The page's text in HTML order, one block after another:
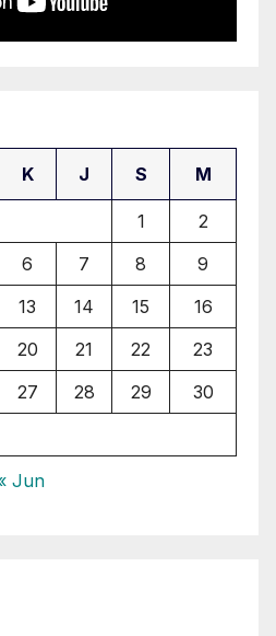
K J S M
1
2
6 7 8
9
13 14 15
16
20 21 22
23
27 28 29
30
Jun